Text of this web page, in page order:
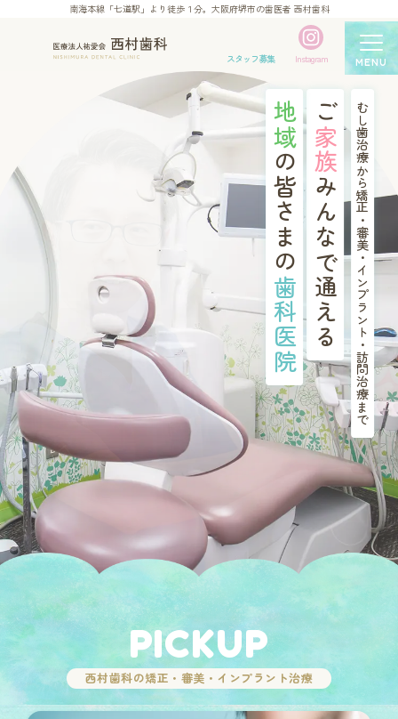
南海本線「七道駅」より徒歩１分。大阪府堺市の歯医者 西村歯科
スタッフ募集 Instagram MENU
むし歯治療から矯正・審美・インプラント・訪問治療まで
ご
家族
みんなで通える
地域
の皆さまの
歯科医院
PICKUP
西村歯科の矯正・審美・インプラント治療